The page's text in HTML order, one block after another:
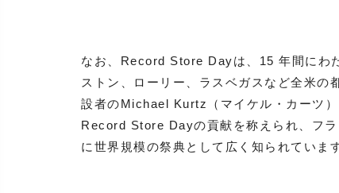
なお、Record Store Dayは、15 年間にわ
ストン、ローリー、ラスベガスなど全米の
設者のMichael Kurtz（マイケル・カーツ
Record Store Dayの貢献を称えられ、フ
に世界規模の祭典として広く知られています